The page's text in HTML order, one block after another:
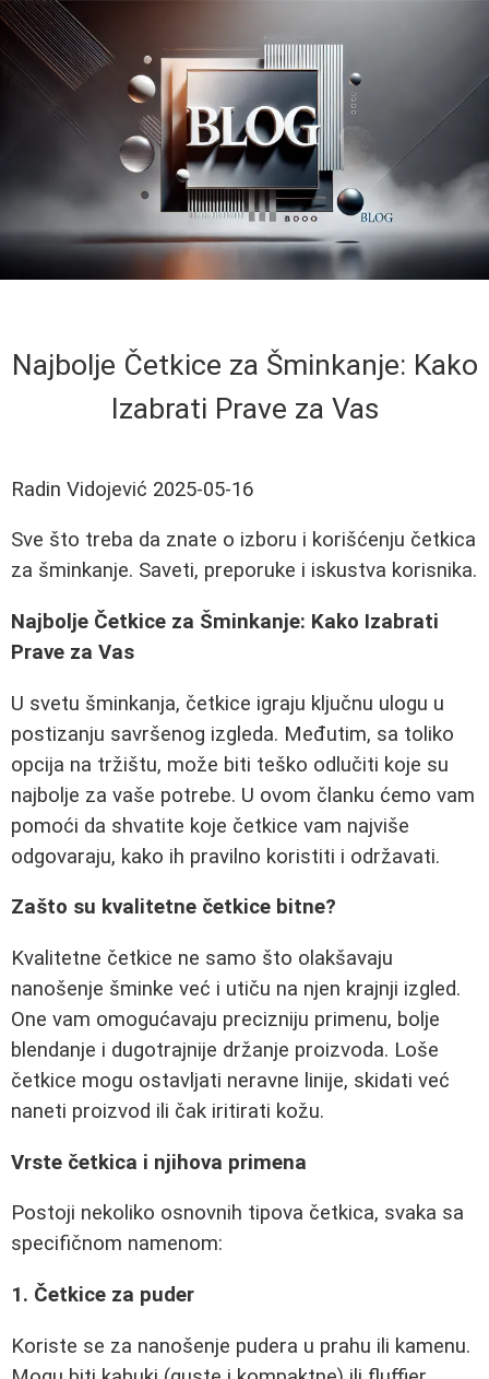
Najbolje Četkice za Šminkanje: Kako
Izabrati Prave za Vas
Radin Vidojević 2025-05-16
Sve što treba da znate o izboru i korišćenju četkica
za šminkanje. Saveti, preporuke i iskustva korisnika.
Najbolje Četkice za Šminkanje: Kako Izabrati
Prave za Vas
U svetu šminkanja, četkice igraju ključnu ulogu u
postizanju savršenog izgleda. Međutim, sa toliko
opcija na tržištu, može biti teško odlučiti koje su
najbolje za vaše potrebe. U ovom članku ćemo vam
pomoći da shvatite koje četkice vam najviše
odgovaraju, kako ih pravilno koristiti i održavati.
Zašto su kvalitetne četkice bitne?
Kvalitetne četkice ne samo što olakšavaju
nanošenje šminke već i utiču na njen krajnji izgled.
One vam omogućavaju precizniju primenu, bolje
blendanje i dugotrajnije držanje proizvoda. Loše
četkice mogu ostavljati neravne linije, skidati već
naneti proizvod ili čak iritirati kožu.
Vrste četkica i njihova primena
Postoji nekoliko osnovnih tipova četkica, svaka sa
specifičnom namenom:
1. Četkice za puder
Koriste se za nanošenje pudera u prahu ili kamenu.